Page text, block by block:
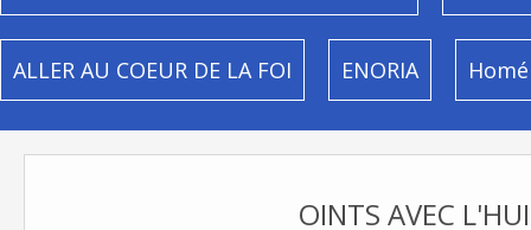
ALLER AU COEUR DE LA FOI ENORIA
OINTS AVEC